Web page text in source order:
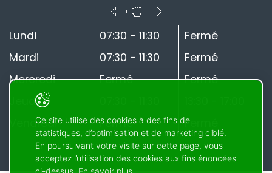
Lundi 07:30 - 11:30
Fermé
Mardi
07:30 - 11:30
Fermé
Mercredi
Fermé
Fermé
Jeudi
Vendredi
Fermé Fermé
Ce site utilise des cookies à des fins de
statistiques, d’optimisation et de marketing ciblé.
En poursuivant votre visite sur cette page, vous
acceptez l’utilisation des cookies aux fins énoncées
ci-dessus. En savoir plus.